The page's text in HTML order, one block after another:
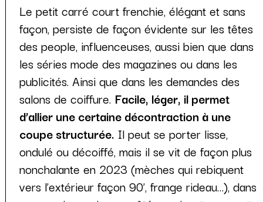
Le petit carré court frenchie, élégant et sans
façon, persiste de façon évidente sur les têtes
des people, influenceuses, aussi bien que dans
les séries mode des magazines ou dans les
publicités. Ainsi que dans les demandes des
salons de coiffure. Facile, léger, il permet
d’allier une certaine décontraction à une
coupe structurée. Il peut se porter lisse,
ondulé ou décoiffé, mais il se vit de façon plus
nonchalante en 2023 (mèches qui rebiquent
vers l’extérieur façon 90’, frange rideau…), dans